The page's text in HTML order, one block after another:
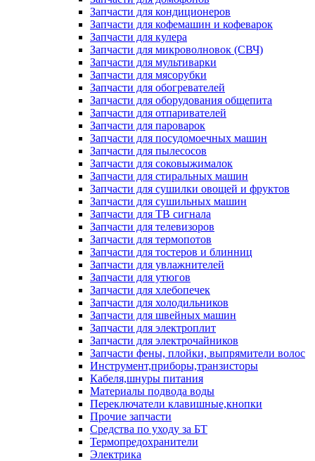
Запчасти для кондиционеров
Запчасти для кофемашин и кофеварок
Запчасти для кулера
Запчасти для микроволновок (СВЧ)
Запчасти для мультиварки
Запчасти для мясорубки
Запчасти для обогревателей
Запчасти для оборудования общепита
Запчасти для отпаривателей
Запчасти для пароварок
Запчасти для посудомоечных машин
Запчасти для пылесосов
Запчасти для соковыжималок
Запчасти для стиральных машин
Запчасти для сушилки овощей и фруктов
Запчасти для сушильных машин
Запчасти для ТВ сигнала
Запчасти для телевизоров
Запчасти для термопотов
Запчасти для тостеров и блинниц
Запчасти для увлажнителей
Запчасти для утюгов
Запчасти для хлебопечек
Запчасти для холодильников
Запчасти для швейных машин
Запчасти для электроплит
Запчасти для электрочайников
Запчасти фены, плойки, выпрямители волос
Инструмент,приборы,транзисторы
Кабеля,шнуры питания
Материалы подвода воды
Переключатели клавишные,кнопки
Прочие запчасти
Средства по уходу за БТ
Термопредохранители
Электрика